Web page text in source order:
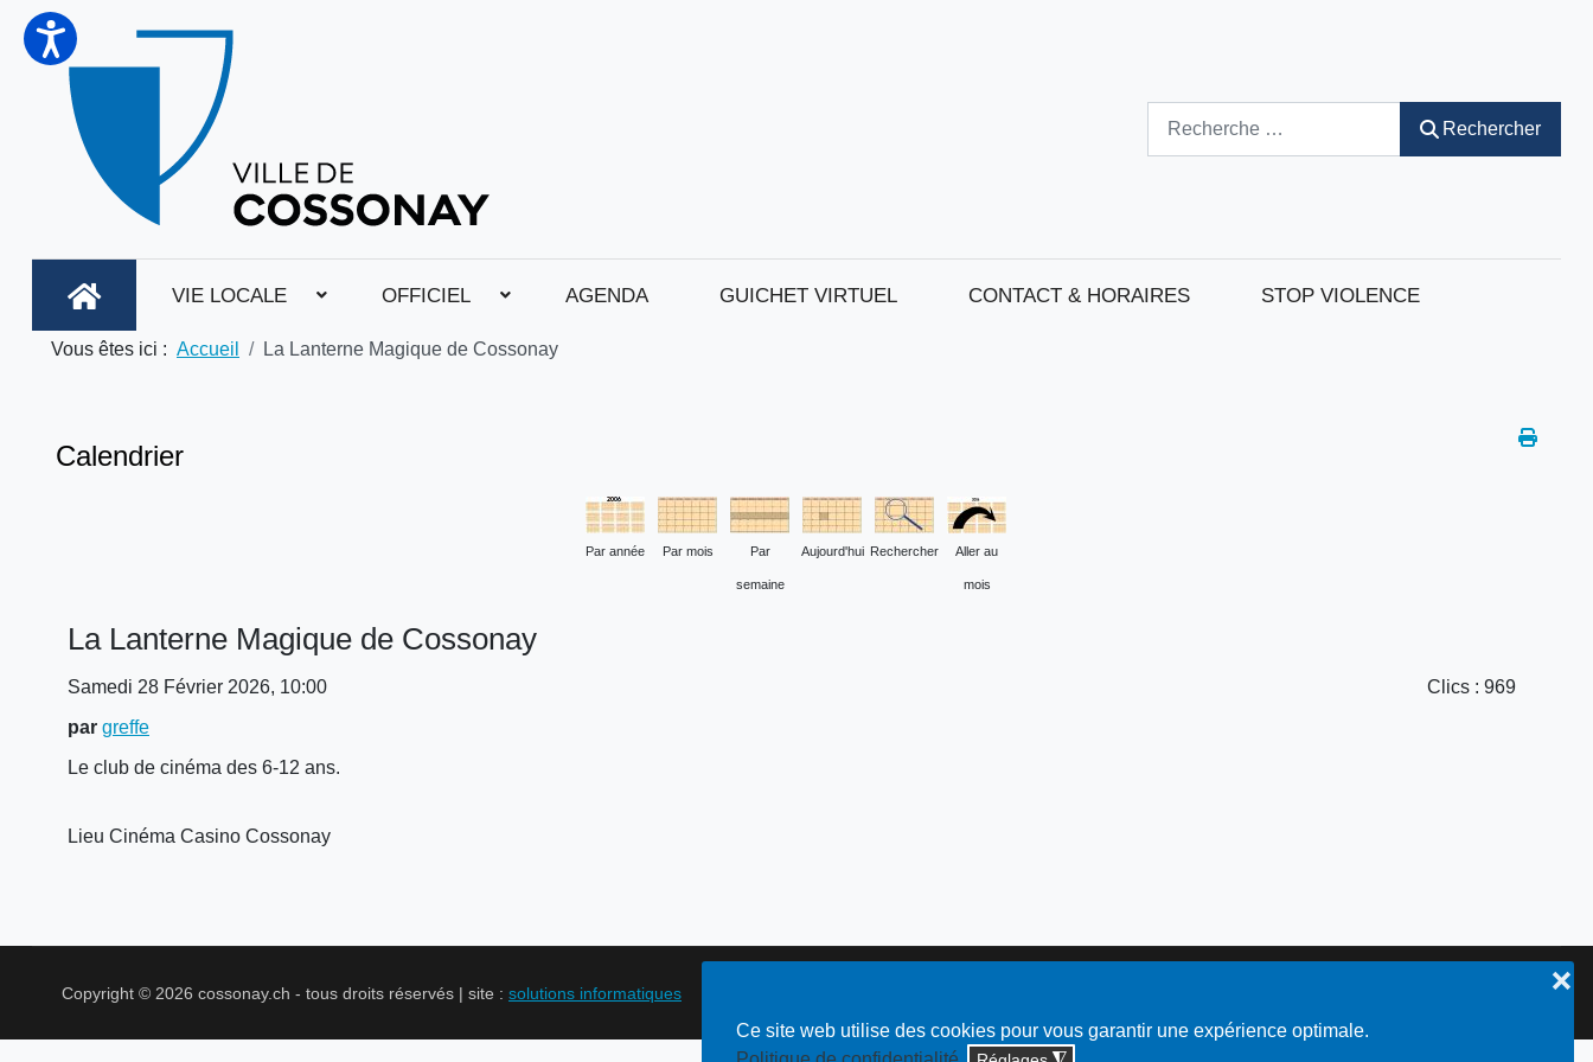
Ce site web utilise des cookies pour vous garantir une expérience optimale.
❌
Rechercher
VIE LOCALE OFFICIEL AGENDA GUICHET VIRTUEL CONTACT & HORAIRES STOP VIOLENCE
Vous êtes ici : Accueil La Lanterne Magique de Cossonay
Calendrier
Par année Par mois Par
semaine
Aujourd'hui Rechercher Aller au
mois
La Lanterne Magique de Cossonay
Samedi 28 Février 2026, 10:00 Clics: 969
par greffe
Le club de cinéma des 6-12 ans.
Lieu Cinéma Casino Cossonay
Copyright © 2026 cossonay.ch - tous droits réservés | site : solutions informatiques